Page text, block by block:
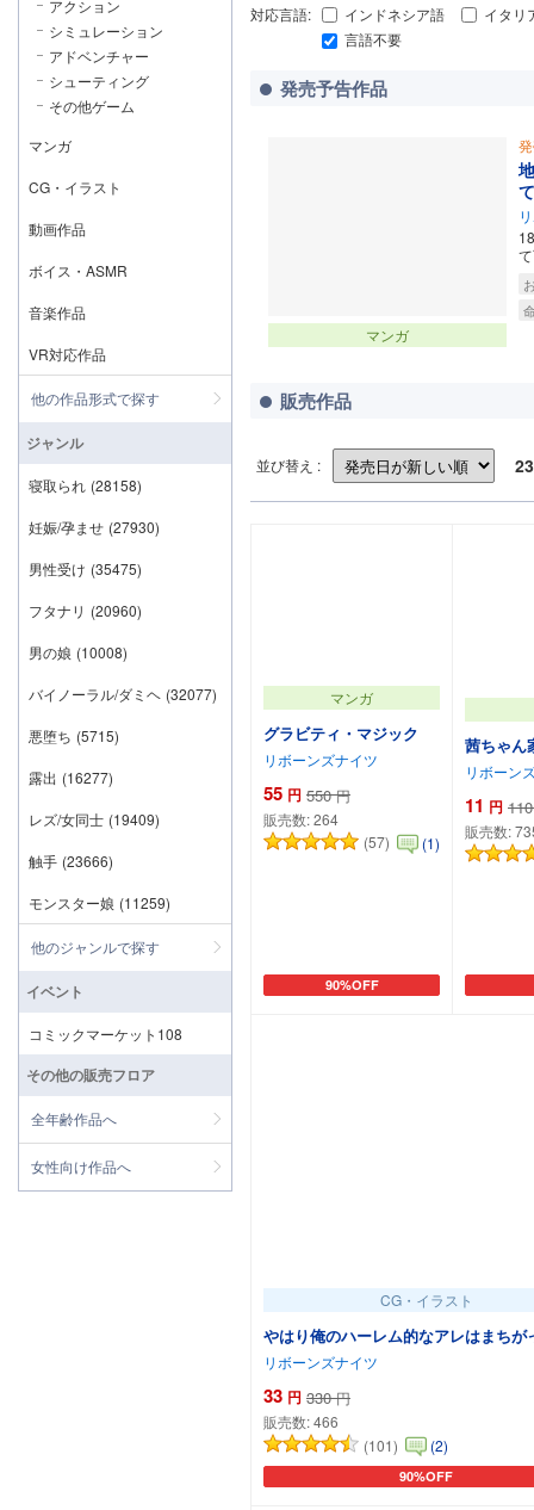
対応言語:
インドネシア語
イタリ
言語不要
発売予告作品
マンガ
販売作品
並び替え :
マンガ
グラビティ・マジック
リボーンズナイツ
55 円 550 円
販売数:264
(57)
(1)
90%OFF
カートに追加
茜ちゃん
リボーン
11 円 110
販売数:
CG・イラスト
やはり俺のハーレム的なアレはまちが
リボーンズナイツ
33 円 330 円
販売数:466
(101)
(2)
90%OFF
カートに追加
アクション
シミュレーション
アドベンチャー
シューティング
その他ゲーム
マンガ
CG・イラスト
動画作品
ボイス・ASMR
音楽作品
VR対応作品
他の作品形式で探す
ジャンル
寝取られ (28158)
妊娠/孕ませ (27930)
男性受け (35475)
フタナリ (20960)
男の娘 (10008)
バイノーラル/ダミヘ (32077)
悪堕ち (5715)
露出 (16277)
レズ/女同士 (19409)
触手 (23666)
モンスター娘 (11259)
他のジャンルで探す
イベント
コミックマーケット108
その他の販売フロア
全年齢作品へ
女性向け作品へ